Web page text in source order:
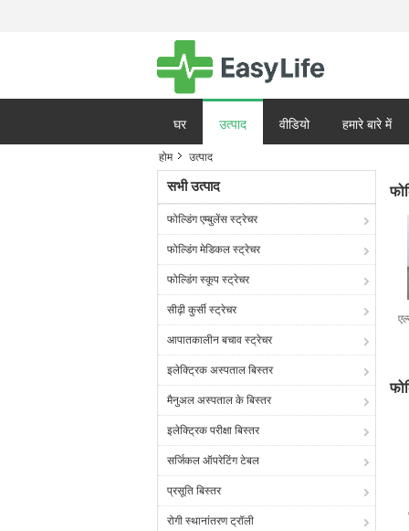
घर उत्पाद वीडियो हमारे बारे में
होम उत्पाद
सभी उत्पाद
फोल्डिंग एम्बुलेंस स्ट्रेचर
फोल्डिंग मेडिकल स्ट्रेचर
फोल्डिंग स्कूप स्ट्रेचर
सीढ़ी कुर्सी स्ट्रेचर
आपातकालीन बचाव स्ट्रेचर
इलेक्ट्रिक अस्पताल बिस्तर
मैनुअल अस्पताल के बिस्तर
इलेक्ट्रिक परीक्षा बिस्तर
सर्जिकल ऑपरेटिंग टेबल
प्रसूति बिस्तर
रोगी स्थानांतरण ट्रॉली